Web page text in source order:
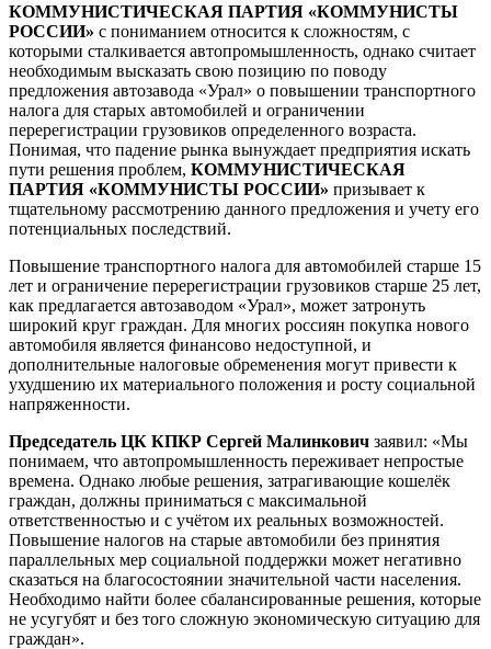
КОММУНИСТИЧЕСКАЯ ПАРТИЯ «КОММУНИСТЫ
РОССИИ» с пониманием относится к сложностям, с
которыми сталкивается автопромышленность, однако считает
необходимым высказать свою позицию по поводу
предложения автозавода «Урал» о повышении транспортного
налога для старых автомобилей и ограничении
перерегистрации грузовиков определенного возраста.
Понимая, что падение рынка вынуждает предприятия искать
пути решения проблем, КОММУНИСТИЧЕСКАЯ
ПАРТИЯ «КОММУНИСТЫ РОССИИ» призывает к
тщательному рассмотрению данного предложения и учету его
потенциальных последствий.
Повышение транспортного налога для автомобилей старше 15
лет и ограничение перерегистрации грузовиков старше 25 лет,
как предлагается автозаводом «Урал», может затронуть
широкий круг граждан. Для многих россиян покупка нового
автомобиля является финансово недоступной, и
дополнительные налоговые обременения могут привести к
ухудшению их материального положения и росту социальной
напряженности.
Председатель ЦК КПКР Сергей Малинкович заявил: «Мы
понимаем, что автопромышленность переживает непростые
времена. Однако любые решения, затрагивающие кошелёк
граждан, должны приниматься с максимальной
ответственностью и с учётом их реальных возможностей.
Повышение налогов на старые автомобили без принятия
параллельных мер социальной поддержки может негативно
сказаться на благосостоянии значительной части населения.
Необходимо найти более сбалансированные решения, которые
не усугубят и без того сложную экономическую ситуацию для
граждан».